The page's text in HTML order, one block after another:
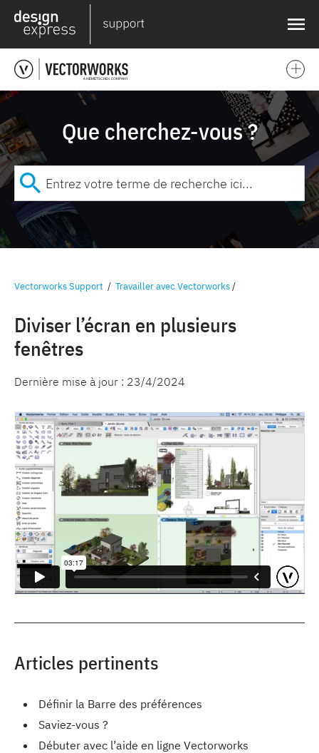
❌
Que cherchez-vous ?
Vectorworks Support / Travailler avec Vectorworks/
Diviser l’écran en plusieurs
fenêtres
Dernière mise à jour : 23/4/2024
Articles pertinents
Définir la Barre des préférences
Saviez-vous ?
Débuter avec l’aide en ligne Vectorworks